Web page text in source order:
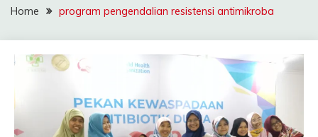
Home program pengendalian resistensi antimikroba